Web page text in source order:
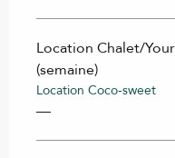
Location Chalet/
(semaine)
Location Coco-sweet
—